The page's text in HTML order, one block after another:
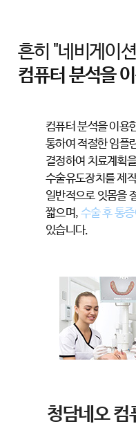
흔히 "네비게이
컴퓨터 분석을
컴퓨터 분석을 이용
통하여 적절한임플
결정하여 치료계획
수술유도장치를 제
일반적으로 잇몸을
짧으며, 수술 후 통
있습니다.
청담네오 컴